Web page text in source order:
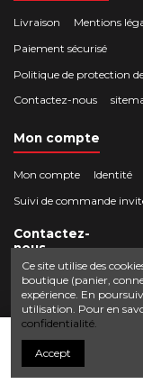
Livraison Mentions
Paiement sécurisé
Politique de protection
Contactez-nous
Mon compte
Mon compte Identité
Suivi de commande
Contactez-
nous
Crocbois-
50 route de Villefort
contact@crocbois-
© Copyright 2025
Ce site utilise des
boutique (panier,
expérience. En
utilisation. Pour en
confidentialité.
Accept